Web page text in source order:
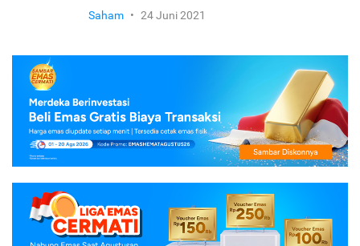
Saham • 24 Juni 2021